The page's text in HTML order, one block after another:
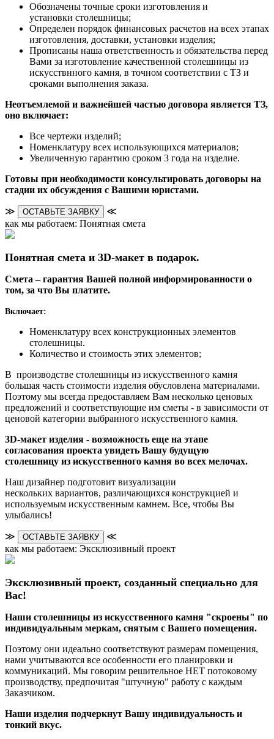
Обозначены точные сроки изготовления и
установки столешницы;
Определен порядок финансовых расчетов на всех этапах
изготовления, доставки, установки изделия;
Прописаны наша ответственность и обязательства перед
Вами за изготовление качественной столешницы из
искусствнного камня, в точном соответствии с ТЗ и
сроками выполнения заказа.
Неотъемлемой и важнейшей частью договора является ТЗ,
оно включает:
Все чертежи изделий;
Номенклатуру всех использующихся материалов;
Увеличенную гарантию сроком 3 года на изделие.
Готовы при необходимости консультировать договоры на
стадии их обсуждения с Вашими юристами.
≫ ОСТАВЬТЕ ЗАЯВКУ
≪
как мы работаем: Понятная смета
Понятная смета и 3D-макет в подарок.
Смета – гарантия Вашей полной информированности о
том, за что Вы платите.
Включает:
Номенклатуру всех конструкционных элементов
столешницы.
Количество и стоимость этих элементов;
В производстве столешницы из искусственного камня
большая часть стоимости изделия обусловлена материалами.
Поэтому мы всегда предоставляем Вам несколько ценовых
предложений и соответствующие им сметы - в зависимости от
ценовой категории выбранного искусственного камня.
3D-макет изделия - возможность еще на этапе
согласования проекта увидеть Вашу будущую
столешницу из искусственного камня во всех мелочах.
Наш дизайнер подготовит визуализации
нескольких вариантов, различающихся конструкцией и
используемым искусственным камнем. Все, чтобы Вы
улыбались!
≫ ОСТАВЬТЕ ЗАЯВКУ
≪
как мы работаем: Эксклюзивный проект
Эксклюзивный проект, созданный специально для
Вас!
Наши столешницы из искусственного камня "скроены" по
индивидуальным меркам, снятым с Вашего помещения.
Поэтому они идеально соответствуют размерам помещения,
нами учитываются все особенности его планировки и
коммуникаций. Мы говорим решительное НЕТ потоковому
производству, предпочитая "штучную" работу с каждым
Заказчиком.
Наши изделия подчеркнут Вашу индивидуальность и
тонкий вкус.